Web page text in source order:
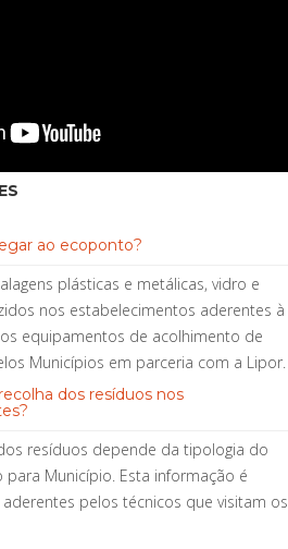
ao ecoponto?
plásticas e metálicas, vidro e
nos estabelecimentos aderentes à
equipamentos de acolhimento de
Municípios em parceria com a Lipor.
dos resíduos nos
resíduos depende da tipologia do
Município. Esta informação é
pelos técnicos que visitam os